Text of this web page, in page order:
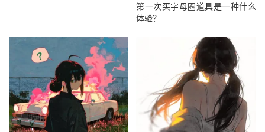
第一次买字母圈道具是一种什么
体验？